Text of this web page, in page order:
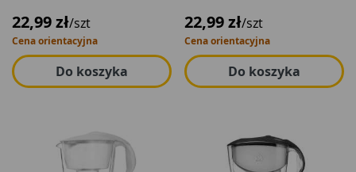
22,99 zł/szt
Cena orientacyjna
Do koszyka
22,99 zł/szt
Cena orientacyjna
Do koszyka